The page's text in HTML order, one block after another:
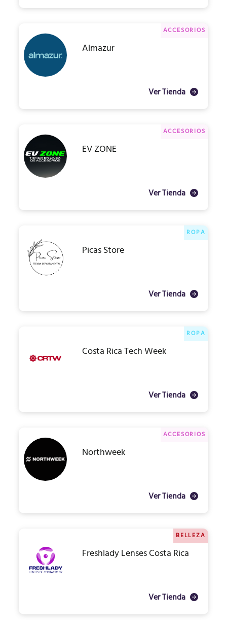
ACCESORIOS
Almazur
Ver Tienda
ACCESORIOS
EV ZONE
Ver Tienda
ROPA
Picas Store
Ver Tienda
ROPA
Costa Rica Tech Week
Ver Tienda
ACCESORIOS
Northweek
Ver Tienda
BELLEZA
Freshlady Lenses Costa Rica
Ver Tienda